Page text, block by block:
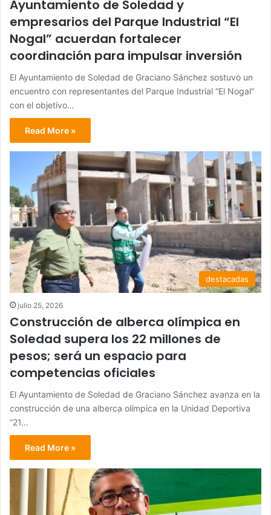
Ayuntamiento de Soledad y
empresarios del Parque Industrial “El
Nogal” acuerdan fortalecer
coordinación para impulsar inversión
El Ayuntamiento de Soledad de Graciano Sánchez sostuvo un
encuentro con representantes del Parque Industrial “El Nogal”
con el objetivo…
Read More »
destacadas
julio 25, 2026
Construcción de alberca olímpica en
Soledad supera los 22 millones de
pesos; será un espacio para
competencias oficiales
El Ayuntamiento de Soledad de Graciano Sánchez avanza en la
construcción de una alberca olímpica en la Unidad Deportiva
“21…
Read More »